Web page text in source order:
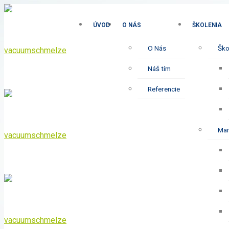
ÚVOD O NÁS
O Nás
Náš tím
Referencie
ŠKOLENIA